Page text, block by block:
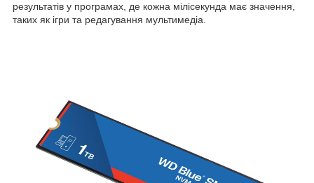
результатів у програмах, де кожна мілісекунда має значення,
таких як ігри та редагування мультимедіа.